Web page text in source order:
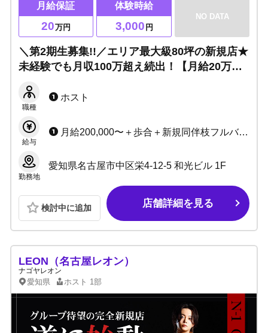
月給保証
20万円
体験時給
3,000 円
NO DATA
＼第2期生募集!!／エリア最大級80坪の新規店★
未経験でも月収100万超え続出！【月給20万円
っ子セミナーであなたの夢を全面バックアッ
プ！
職種
ホスト
給与
月給200,000〜＋歩合＋新規同伴枝フルバック 例: 月給200,000 +20,000（売上バック） +10,000（指名バック） +6,000（新規） +3,000（同伴） +3,000（枝） ＝242,000
勤務地
愛知県名古屋市中区栄4-12-5 和光ビル 1F
検討中に追加 店舗詳細を見る
LEON（名古屋レオン）
ナゴヤレオン
愛知県 ホスト 1部